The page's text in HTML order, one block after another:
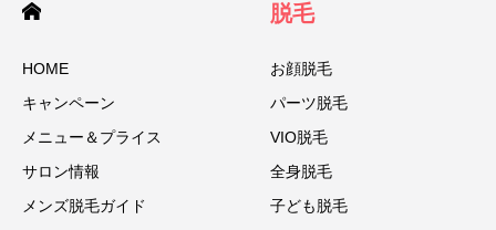
HOME
キャンペーン
メニュー＆プライス
サロン情報
メンズ脱毛ガイド
脱毛
お顔脱毛
パーツ脱毛
VIO脱毛
全身脱毛
子ども脱毛